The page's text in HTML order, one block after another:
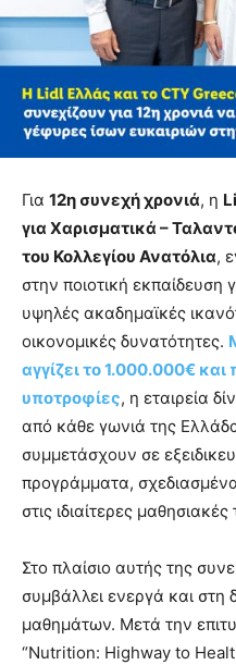
Για 12η συνεχή χρονιά, η
για Χαρισματικά –
του Κολλεγίου Ανατόλια,
στην ποιοτική εκπαίδευση
υψηλές ακαδημαϊκές
οικονομικές δυνατότητες.
αγγίζει το 1.000.000€
υποτροφίες, η εταιρεία
από κάθε γωνιά της
συμμετάσχουν σε
προγράμματα,
στις ιδιαίτερες
Στο πλαίσιο αυτής της
συμβάλλει ενεργά και στη
μαθημάτων. Μετά την
“Nutrition: Highway to